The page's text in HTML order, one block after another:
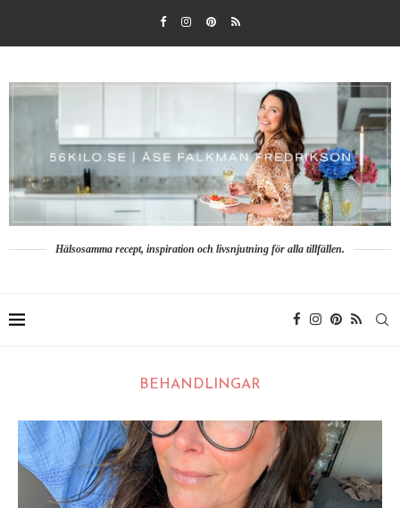
Hälsosamma recept, inspiration och livsnjutning för alla tillfällen.
BEHANDLINGAR